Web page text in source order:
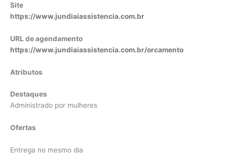
Site
https://www.jundiaiassistencia.com.br
URL de agendamento
https://www.jundiaiassistencia.com.br/orcamento
Atributos
Destaques
Administrado por mulheres
Ofertas
Entrega no mesmo dia